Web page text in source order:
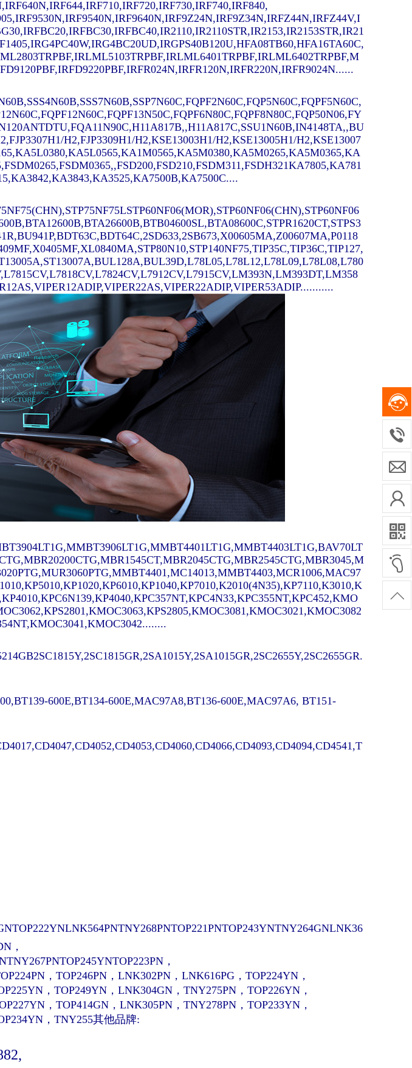
IRF9Z34N,IRFZ44N,IRFZ44V,I
IR2110,IR2110STR,IR2153,IR2153STR,IR21
H2,FJP3309H1/H2,KSE13003H1/H2,KSE13005H1/H2,KSE13007
600E,BT134-600E,MAC97A8,BT136-600E,MAC97A6, BT151-
TOP221PNTOP243YNTNY264GNLNK36
，
，
，TOP246PN，LNK302PN，LNK616PG，TOP224YN，
，TOP249YN，LNK304GN，TNY275PN，TOP226YN，
，TOP414GN，LNK305PN，TNY278PN，TOP233YN，
，TNY255其他品牌: